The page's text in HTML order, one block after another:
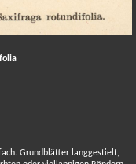
Grundblätter langgestielt,